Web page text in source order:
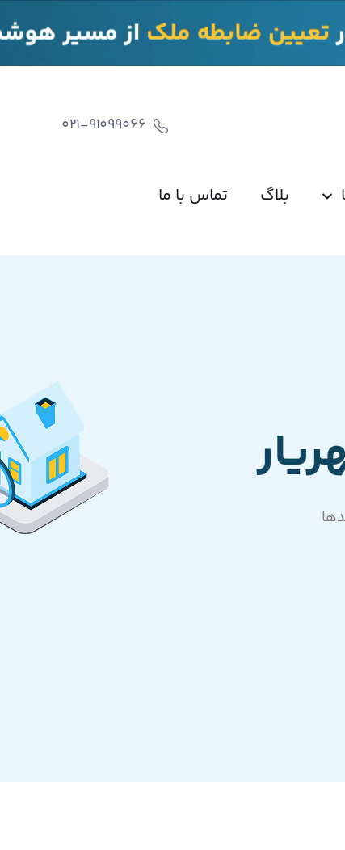
۰۲۱-91099066
بلاگ تماس با ما